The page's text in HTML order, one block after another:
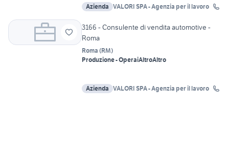
Azienda VALORI SPA - Agenzia per il lavoro
3166 - Consulente di vendita automotive -
Roma
Roma (RM)
Produzione - OperaiAltroAltro
Azienda VALORI SPA - Agenzia per il lavoro